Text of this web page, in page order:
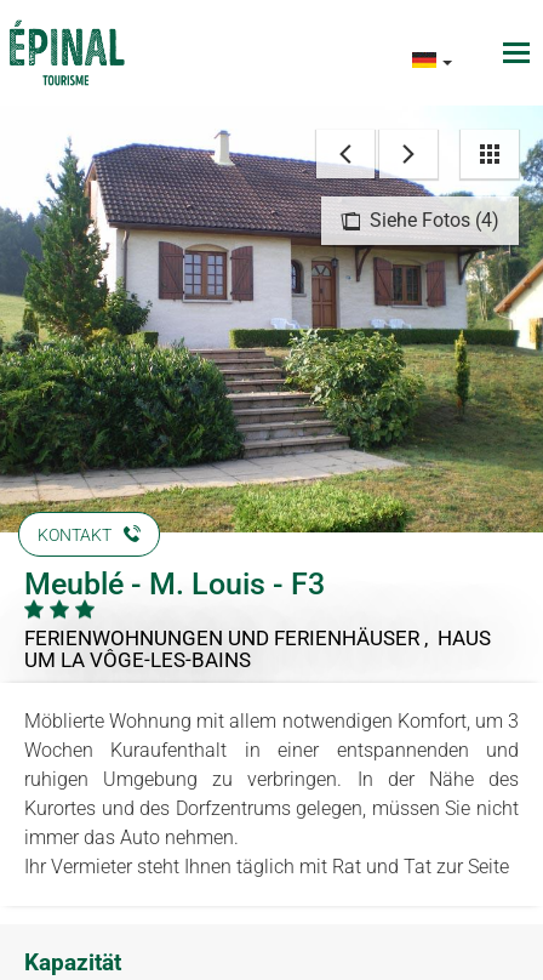
Siehe Fotos (4)
KONTAKT
Meublé - M. Louis - F3
FERIENWOHNUNGEN UND FERIENHÄUSER , HAUS
UM LA VÔGE-LES-BAINS
Möblierte Wohnung mit allem notwendigen Komfort, um 3
Wochen Kuraufenthalt in einer entspannenden und
ruhigen Umgebung zu verbringen. In der Nähe des
Kurortes und des Dorfzentrums gelegen, müssen Sie nicht
immer das Auto nehmen.
Ihr Vermieter steht Ihnen täglich mit Rat und Tat zur Seite
Kapazität